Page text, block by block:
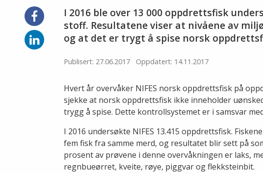
I 2016 ble over 13 000 oppdrettsfisk
stoff. Resultatene viser at nivåene av
og at det er trygt å spise norsk
Publisert: 27.06.2017 Oppdatert: 14.11.2017
Hvert år overvåker NIFES norsk oppdrettsfisk på
sjekke at norsk oppdrettsfisk ikke inneholder
trygg å spise. Dette kontrollsystemet er i samsvar
I 2016 undersøkte NIFES 13.415 oppdrettsfisk.
fem fisk fra samme merd, og resultatet blir sett på
prosent av prøvene i denne overvåkningen er laks,
regnbueørret, kveite, røye, piggvar og flekksteinbit.
Del
på
Facebook
Del
på
LinkedIn